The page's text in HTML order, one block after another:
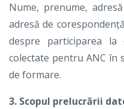
Nume, prenume,
adresă de
despre participarea la
colectate pentru ANC în
de formare.
3. Scopul prelucrării